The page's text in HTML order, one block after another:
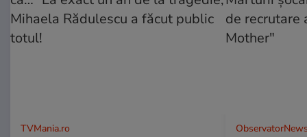
TVMania.ro